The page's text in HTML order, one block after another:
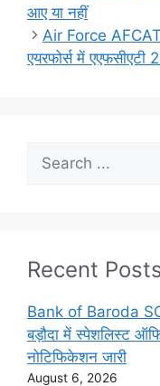
आए या नहीं
Air Force
एयरफोर्स में
Recent
Bank of Baroda
बड़ौदा में स्पेशलिस्ट
नोटिफिकेशन जारी
August 6, 2026